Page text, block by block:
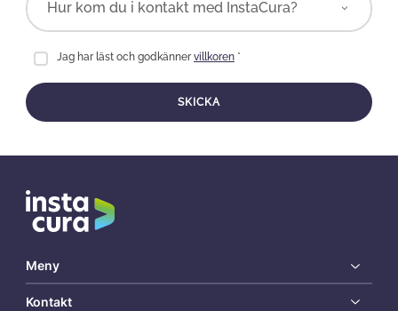
Jag har läst och godkännervillkoren*
SKICKA
Meny
Kontakt